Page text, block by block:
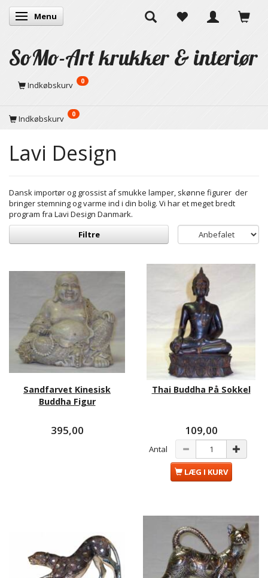
Skifte navigation
Menu
SoMo-Art krukker & interiør
Indkøbskurv 0
Indkøbskurv 0
Lavi Design
Dansk importør og grossist af smukke lamper, skønne figurer der
bringer stemning og varme ind i din bolig. Vi har et meget bredt
program fra Lavi Design Danmark.
Filtre
Sandfarvet Kinesisk
Buddha Figur
395,00
Thai Buddha På Sokkel
109,00
Antal
LÆG I KURV